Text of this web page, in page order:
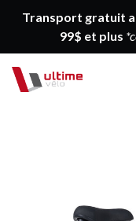
Transport gratuit
99$ et plus